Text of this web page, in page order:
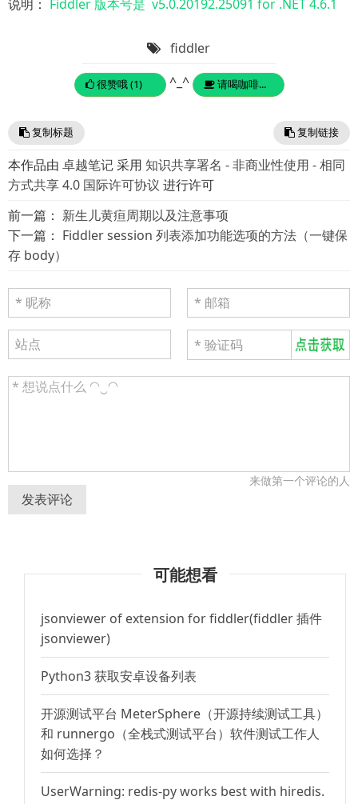
说明： Fiddler 版本号是 v5.0.20192.25091 for .NET 4.6.1
fiddler
很赞哦 (1) ^_^ 请喝咖啡...
复制标题 复制链接
本作品由 卓越笔记采用 知识共享署名 - 非商业性使用 - 相同
方式共享 4.0 国际许可协议 进行许可
前一篇： 新生儿黄疸周期以及注意事项
下一篇： Fiddler session 列表添加功能选项的方法（一键保
存 body）
来做第一个评论的人
发表评论
可能想看
jsonviewer of extension for fiddler(fiddler 插件
jsonviewer)
Python3 获取安卓设备列表
开源测试平台 MeterSphere（开源持续测试工具）
和 runnergo（全栈式测试平台）软件测试工作人
如何选择？
UserWarning: redis-py works best with hiredis.